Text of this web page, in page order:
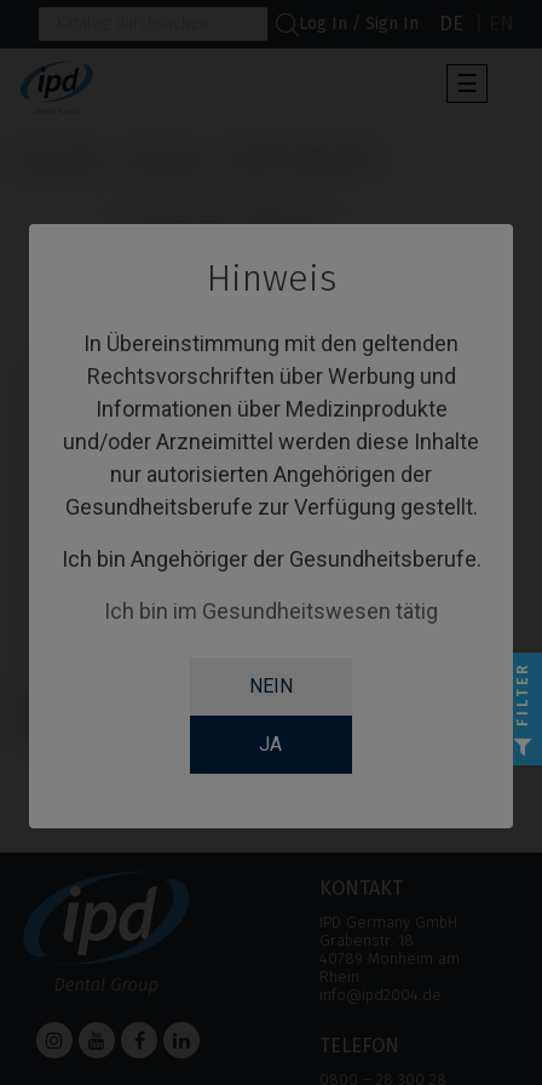
Hinweis
In Übereinstimmung mit den geltenden
Rechtsvorschriften über Werbung und
Informationen über Medizinprodukte
und/oder Arzneimittel werden diese Inhalte
nur autorisierten Angehörigen der
Gesundheitsberufe zur Verfügung gestellt.
Ich bin Angehöriger der Gesundheitsberufe.
Ich bin im Gesundheitswesen tätig
NEIN
JA
Log In / Sign In DE
der
☰
                      Provisorisches Abutment
kompatibel mit Dentsply® Xive®
KONTAKT
IPD Germany GmbH
Grabenstr. 18
40789 Monheim am
Rhein
info@ipd2004.de
TELEFON
0800 – 28 300 28
FILTER